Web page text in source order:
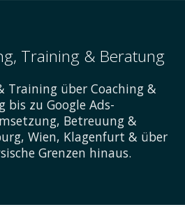
Training & Beratung
Training über Coaching &
bis zu Google Ads-
Betreuung &
Wien, Klagenfurt & über
Grenzen hinaus.